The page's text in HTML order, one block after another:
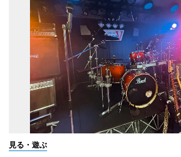
見る・遊ぶ